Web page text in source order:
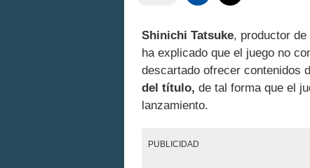
Shinichi Tatsuke, productor de
ha explicado que el juego no
descartado ofrecer contenidos
del título, de tal forma que el
lanzamiento.
PUBLICIDAD